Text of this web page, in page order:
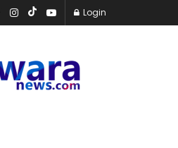
Login